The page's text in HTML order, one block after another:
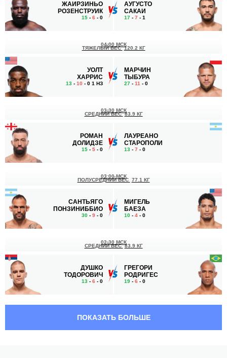
ЖАИРЗИНЬО
РОЗЕНСТРУИК
15 - 6 - 0
АУГУСТО
САКАИ
17 - 7 - 1
УОЛТ
ХАРРИС
13 - 10 - 0 1 НЗ
04:00 МСК
ТЯЖЕЛЫЙ ВЕС 120.2 КГ
МАРЧИН
ТЫБУРА
27 - 11 - 0
РОМАН
ДОЛИДЗЕ
15 - 5 - 0
03:30 МСК
СРЕДНИЙ ВЕС 83.9 КГ
ЛАУРЕАНО
СТАРОПОЛИ
13 - 7 - 0
САНТЬЯГО
ПОНЗИНИББИО
30 - 9 - 0
03:00 МСК
ПОЛУСРЕДНИЙ ВЕС 77.1 КГ
МИГЕЛЬ
БАЕЗА
10 - 4 - 0
ДУШКО
ТОДОРОВИЧ
13 - 6 - 0
02:30 МСК
СРЕДНИЙ ВЕС 83.9 КГ
ГРЕГОРИ
РОДРИГЕС
19 - 6 - 0
ПОКАЗАТЬ БОЛЬШЕ